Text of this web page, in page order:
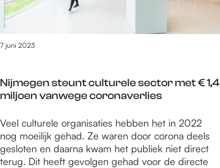
t
c
f
é
n
a
r
d
r
u
u
i
u
i
t
c
Nijmegen steunt culturele sector met € 1,4
miljoen vanwege coronaverlies
7 juni 2023
N
i
j
m
Veel culturele organisaties hebben het in 2022
nog moeilijk gehad. Ze waren door corona deels
gesloten en daarna kwam het publiek niet direct
terug. Dit heeft gevolgen gehad voor de directe